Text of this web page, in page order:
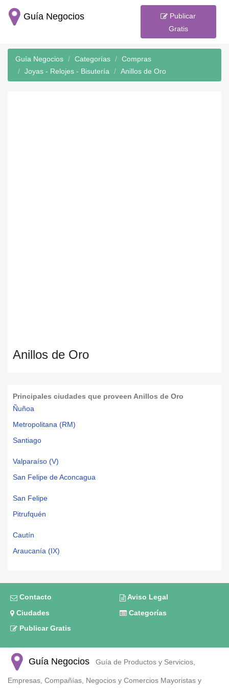
Guía Negocios
Publicar
Gratis
Guía Negocios Categorías
Compras
Joyas - Relojes - Bisutería
Anillos de Oro
Anillos de Oro
Principales ciudades que proveen Anillos de Oro
Ñuñoa
Metropolitana (RM)
Santiago
Valparaíso (V)
San Felipe de Aconcagua
San Felipe
Pitrufquén
Cautín
Araucanía (IX)
Contacto
Aviso Legal
Ciudades
Categorías
Publicar Gratis
Guía Negocios Guía de Productos y Servicios,
Empresas, Compañías, Negocios y Comercios Mayoristas y